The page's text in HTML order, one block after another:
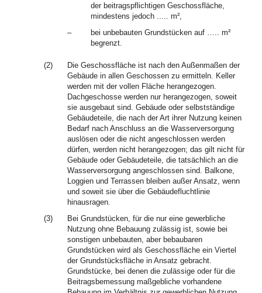
der beitragspflichtigen Geschossfläche,
mindestens jedoch ..... m²,
–
bei unbebauten Grundstücken auf ….. m²
begrenzt.
(2)
Die Geschossfläche ist nach den Außenmaßen der
Gebäude in allen Geschossen zu ermitteln. Keller
werden mit der vollen Fläche herangezogen.
Dachgeschosse werden nur herangezogen, soweit
sie ausgebaut sind. Gebäude oder selbstständige
Gebäudeteile, die nach der Art ihrer Nutzung keinen
Bedarf nach Anschluss an die Wasserversorgung
auslösen oder die nicht angeschlossen werden
dürfen, werden nicht herangezogen; das gilt nicht für
Gebäude oder Gebäudeteile, die tatsächlich an die
Wasserversorgung angeschlossen sind. Balkone,
Loggien und Terrassen bleiben außer Ansatz, wenn
und soweit sie über die Gebäudefluchtlinie
hinausragen.
(3)
Bei Grundstücken, für die nur eine gewerbliche
Nutzung ohne Bebauung zulässig ist, sowie bei
sonstigen unbebauten, aber bebaubaren
Grundstücken wird als Geschossfläche ein Viertel
der Grundstücksfläche in Ansatz gebracht.
Grundstücke, bei denen die zulässige oder für die
Beitragsbemessung maßgebliche vorhandene